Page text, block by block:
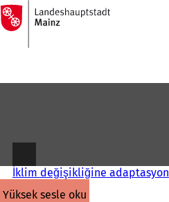
İçeriğe atla
Ana
sayfaya
İklim değişikliğine adaptasyon
yüksek sesle oku